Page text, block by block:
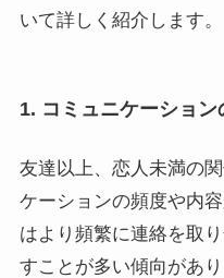
いて詳しく紹介します。
1. コミュニケーショ
友達以上、恋人未満の
ケーションの頻度や内
はより頻繁に連絡を取
すことが多い傾向があ